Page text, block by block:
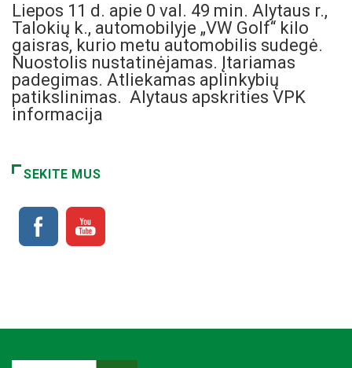
Liepos 11 d. apie 0 val. 49 min. Alytaus r.,
Talokių k., automobilyje „VW Golf“ kilo
gaisras, kurio metu automobilis sudegė.
Nuostolis nustatinėjamas. Įtariamas
padegimas. Atliekamas aplinkybių
patikslinimas. Alytaus apskrities VPK
informacija
SEKITE MUS